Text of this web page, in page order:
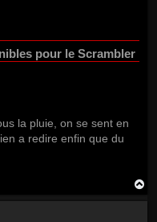
pour le Scrambler
la pluie, on se sent en
a redire enfin que du